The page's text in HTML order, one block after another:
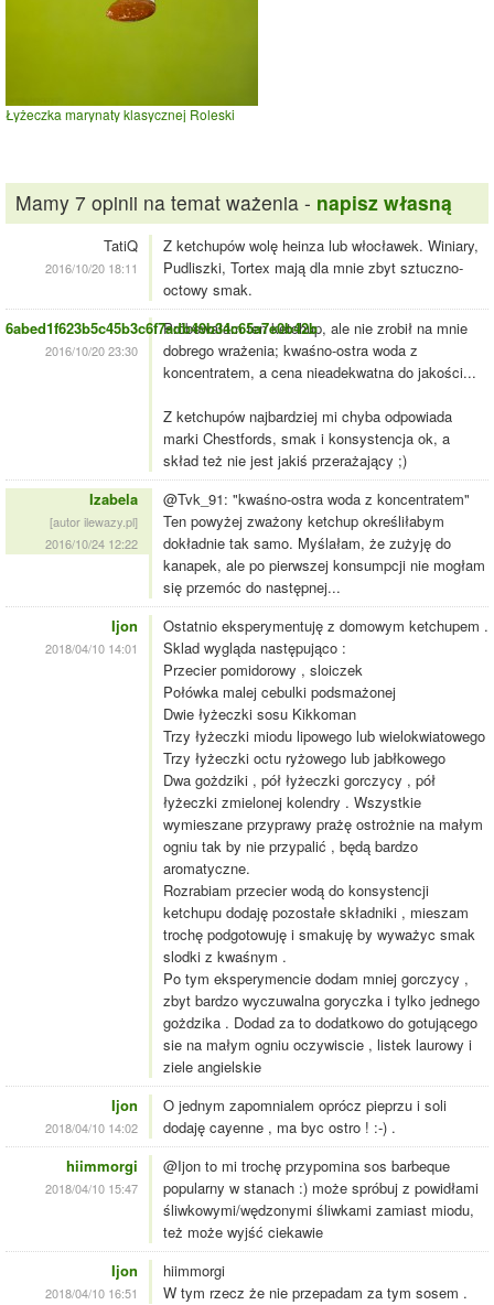
Łyżeczka marynaty klasycznej Roleski
Mamy 7 opinii na temat ważenia - napisz własną
TatiQ
2016/10/20 18:11
Z ketchupów wolę heinza lub włocławek. Winiary,
Pudliszki, Tortex mają dla mnie zbyt sztuczno-
octowy smak.
6abed1f623b5c45b3c6f7adb49b34c65a7e0b42b
2016/10/20 23:30
Próbowałam ten ketchup, ale nie zrobił na mnie
dobrego wrażenia; kwaśno-ostra woda z
koncentratem, a cena nieadekwatna do jakości...
Z ketchupów najbardziej mi chyba odpowiada
marki Chestfords, smak i konsystencja ok, a
skład też nie jest jakiś przerażający ;)
Izabela
[autor ilewazy.pl]
2016/10/24 12:22
@Tvk_91: "kwaśno-ostra woda z koncentratem"
Ten powyżej zważony ketchup określiłabym
dokładnie tak samo. Myślałam, że zużyję do
kanapek, ale po pierwszej konsumpcji nie mogłam
się przemóc do następnej...
Ijon
2018/04/10 14:01
Ostatnio eksperymentuję z domowym ketchupem .
Sklad wygląda następująco :
Przecier pomidorowy , sloiczek
Połówka malej cebulki podsmażonej
Dwie łyżeczki sosu Kikkoman
Trzy łyżeczki miodu lipowego lub wielokwiatowego
Trzy łyżeczki octu ryżowego lub jabłkowego
Dwa gożdziki , pół łyżeczki gorczycy , pół
łyżeczki zmielonej kolendry . Wszystkie
wymieszane przyprawy prażę ostrożnie na małym
ogniu tak by nie przypalić , będą bardzo
aromatyczne.
Rozrabiam przecier wodą do konsystencji
ketchupu dodaję pozostałe składniki , mieszam
trochę podgotowuję i smakuję by wyważyc smak
slodki z kwaśnym .
Po tym eksperymencie dodam mniej gorczycy ,
zbyt bardzo wyczuwalna goryczka i tylko jednego
gożdzika . Dodad za to dodatkowo do gotującego
sie na małym ogniu oczywiscie , listek laurowy i
ziele angielskie
Ijon
2018/04/10 14:02
O jednym zapomnialem oprócz pieprzu i soli
dodaję cayenne , ma byc ostro ! :-) .
hiimmorgi
2018/04/10 15:47
@Ijon to mi trochę przypomina sos barbeque
popularny w stanach :) może spróbuj z powidłami
śliwkowymi/wędzonymi śliwkami zamiast miodu,
też może wyjść ciekawie
Ijon
2018/04/10 16:51
hiimmorgi
W tym rzecz że nie przepadam za tym sosem .